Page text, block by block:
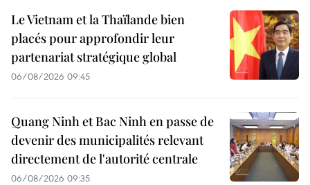
Le Vietnam et la Thaïlande bien
placés pour approfondir leur
partenariat stratégique global
06/08/2026 09:45
Quang Ninh et Bac Ninh en passe de
devenir des municipalités relevant
directement de l'autorité centrale
06/08/2026 09:35